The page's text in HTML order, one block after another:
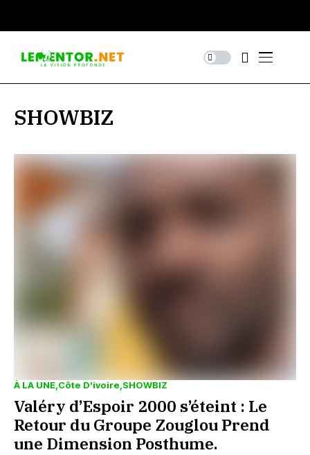
SHOWBIZ
À LA UNE Côte D’ivoire SHOWBIZ
Valéry d’Espoir 2000 s’éteint : Le
Retour du Groupe Zouglou Prend
une Dimension Posthume.